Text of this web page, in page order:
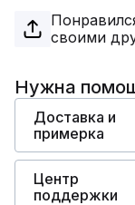
своими
Нужна
Доставка и
примерка
Центр
поддержки